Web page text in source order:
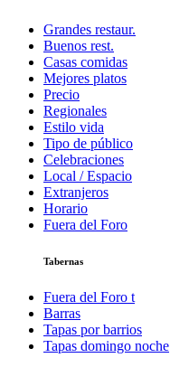
Grandes restaur.
Buenos rest.
Casas comidas
Mejores platos
Precio
Regionales
Estilo vida
Tipo de público
Celebraciones
Local / Espacio
Extranjeros
Horario
Fuera del Foro
Tabernas
Fuera del Foro t
Barras
Tapas por barrios
Tapas domingo noche